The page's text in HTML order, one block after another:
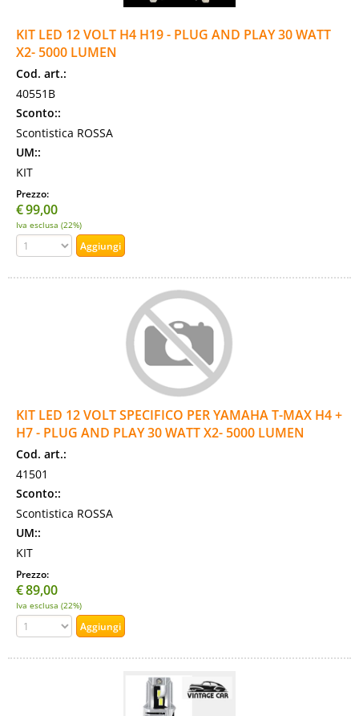
KIT LED 12 VOLT H4 H19 - PLUG AND PLAY 30 WATT
X2- 5000 LUMEN
Cod. art.:
40551B
Sconto::
Scontistica ROSSA
UM::
KIT
Prezzo:
€99,00
Iva esclusa (22%)
KIT LED 12 VOLT SPECIFICO PER YAMAHA T-MAX H4 +
H7 - PLUG AND PLAY 30 WATT X2- 5000 LUMEN
Cod. art.:
41501
Sconto::
Scontistica ROSSA
UM::
KIT
Prezzo:
€89,00
Iva esclusa (22%)